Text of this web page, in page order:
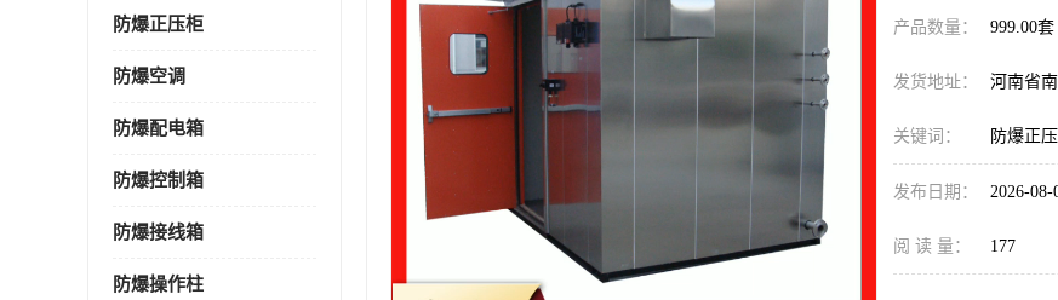
防爆正压柜
防爆空调
防爆配电箱
防爆控制箱
防爆接线箱
防爆操作柱
产品数量： 999.00套
发货地址： 河南省
关键词： 防爆正
发布日期： 2026-08-
阅 读 量： 177